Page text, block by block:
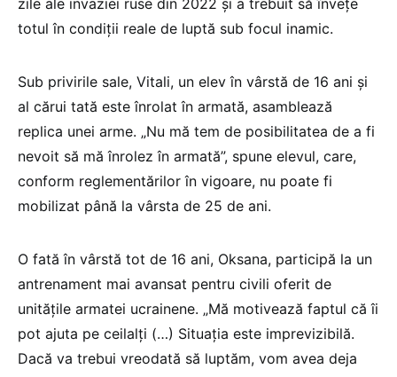
totul în condiţii reale de luptă sub focul inamic.
Sub privirile sale, Vitali, un elev în vârstă de 16 ani şi
al cărui tată este înrolat în armată, asamblează
replica unei arme. „Nu mă tem de posibilitatea de a fi
nevoit să mă înrolez în armată”, spune elevul, care,
conform reglementărilor în vigoare, nu poate fi
mobilizat până la vârsta de 25 de ani.
O fată în vârstă tot de 16 ani, Oksana, participă la un
antrenament mai avansat pentru civili oferit de
unităţile armatei ucrainene. „Mă motivează faptul că îi
pot ajuta pe ceilalţi (…) Situaţia este imprevizibilă.
Dacă va trebui vreodată să luptăm, vom avea deja